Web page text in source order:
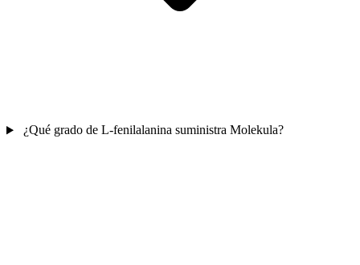
¿Qué grado de L-fenilalanina suministra Molekula?